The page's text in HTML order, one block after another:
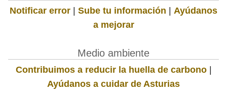
Notificar error | Sube tu información | Ayúdanos
a mejorar
Medio ambiente
Contribuimos a reducir la huella de carbono|
Ayúdanos a cuidar de Asturias